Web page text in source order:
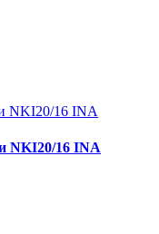
NKI20/16 INA